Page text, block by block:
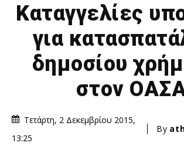
Καταγγελίες
για
δημοσίου
στον
Τετάρτη, 2 Δεκεμβρίου 2015,
13:25
By